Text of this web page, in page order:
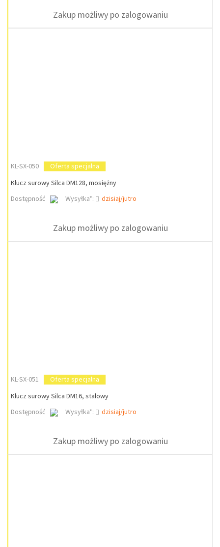
Zakup możliwy po zalogowaniu
KL-SX-050
Oferta specjalna
Klucz surowy Silca DM128, mosiężny
Dostępność
Wysyłka*: dzisiaj/jutro
Zakup możliwy po zalogowaniu
KL-SX-051
Oferta specjalna
Klucz surowy Silca DM16, stalowy
Dostępność
Wysyłka*: dzisiaj/jutro
Zakup możliwy po zalogowaniu